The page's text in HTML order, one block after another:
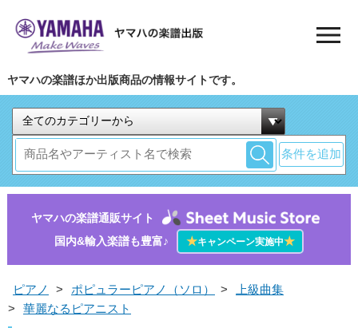
ヤマハの楽譜ほか出版商品の情報サイトです。
条件を追加
ヤマハの楽譜通販サイト
国内&輸入楽譜も豊富♪
★キャンペーン実施中★
ピアノ > ポピュラーピアノ（ソロ） >
上級曲集
>
華麗なるピアニスト